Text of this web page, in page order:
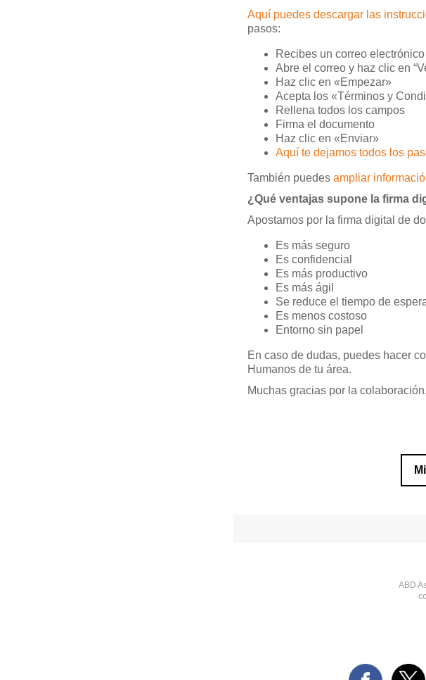
Aquí puedes descargar las
pasos:
Recibes un correo
Abre el correo y haz clic en
Haz clic en «Empezar»
Acepta los «Términos y
Rellena todos los campos
Firma el documento
Haz clic en «Enviar»
Aquí te dejamos todos los
También puedes ampliar
¿Qué ventajas supone la firma
Apostamos por la firma digital de
Es más seguro
Es confidencial
Es más productivo
Es más ágil
Se reduce el tiempo de
Es menos costoso
Entorno sin papel
En caso de dudas, puedes hacer
Humanos de tu área.
Muchas gracias por la colaboración.
ABD